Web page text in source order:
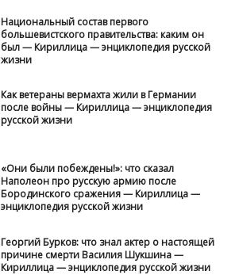
Национальный состав первого
большевистского правительства: каким он
был — Кириллица — энциклопедия русской
жизни
Как ветераны вермахта жили в Германии
после войны — Кириллица — энциклопедия
русской жизни
«Они были побеждены!»: что сказал
Наполеон про русскую армию после
Бородинского сражения — Кириллица —
энциклопедия русской жизни
Георгий Бурков: что знал актер о настоящей
причине смерти Василия Шукшина —
Кириллица — энциклопедия русской жизни